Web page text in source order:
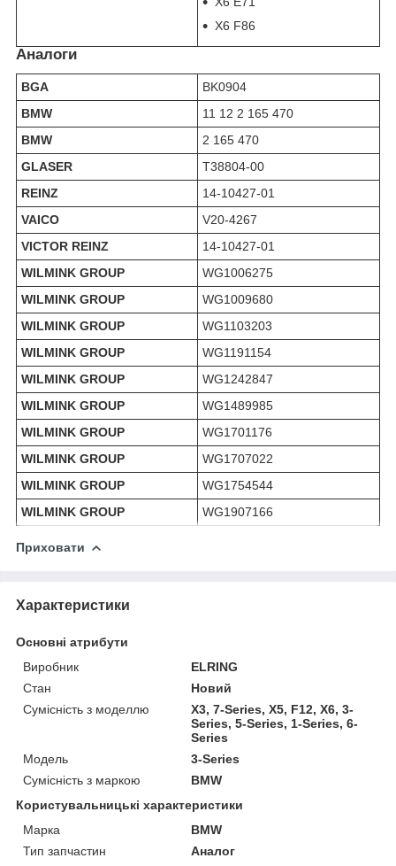
X6 F86
Аналоги
BGA
BK0904
BMW
11 12 2 165 470
BMW
2 165 470
GLASER
T38804-00
REINZ
14-10427-01
VAICO
V20-4267
VICTOR REINZ
14-10427-01
WILMINK GROUP
WG1006275
WILMINK GROUP
WG1009680
WILMINK GROUP
WG1103203
WILMINK GROUP
WG1191154
WILMINK GROUP
WG1242847
WILMINK GROUP
WG1489985
WILMINK GROUP
WG1701176
WILMINK GROUP
WG1707022
WILMINK GROUP
WG1754544
WILMINK GROUP
WG1907166
Приховати
Характеристики
Основні атрибути
Виробник
ELRING
Стан
Новий
Сумісність з моделлю
X3, 7-Series, X5, F12, X6, 3-
Series, 5-Series, 1-Series, 6-
Series
Модель
3-Series
Сумісність з маркою
BMW
Користувальницькі характеристики
Марка
BMW
Тип запчастин
Аналог